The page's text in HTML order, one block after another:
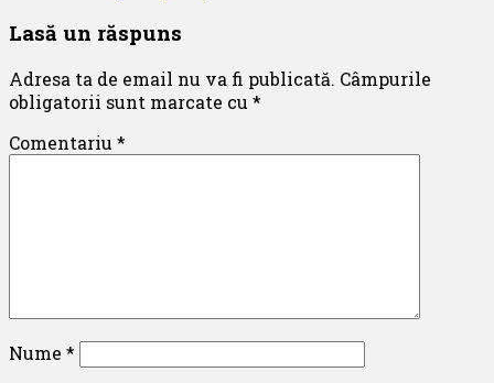
Lasă un răspuns
Adresa ta de email nu va fi publicată. Câmpurile
obligatorii sunt marcate cu *
Comentariu *
Nume *